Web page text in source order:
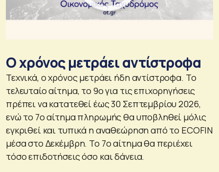
Ο χρόνος μετράει αντίστροφα
Τεχνικά, ο χρόνος μετράει ήδη αντίστροφα. Το
τελευταίο αίτημα, το 9ο για τις επιχορηγήσεις
πρέπει να κατατεθεί έως 30 Σεπτεμβρίου 2026,
ενώ το 7ο αίτημα πληρωμής θα υποβληθεί μόλις
εγκριθεί και τυπικά η αναθεώρηση από το ECOFIN
μέσα στο Δεκέμβρη. Το 7ο αίτημα θα περιέχει
τόσο επιδοτήσεις όσο και δάνεια.